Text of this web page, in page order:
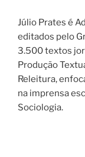
Júlio Prates é
editados pelo
3.500 textos
Produção
Releitura,
na imprensa
Sociologia.